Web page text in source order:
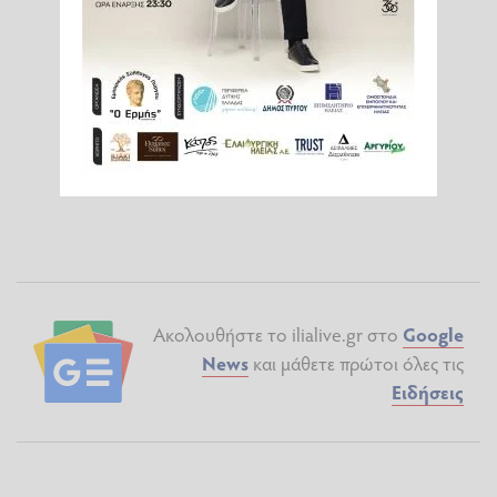
Ακολουθήστε το ilialive.gr στο Google
News και μάθετε πρώτοι όλες τις
Ειδήσεις